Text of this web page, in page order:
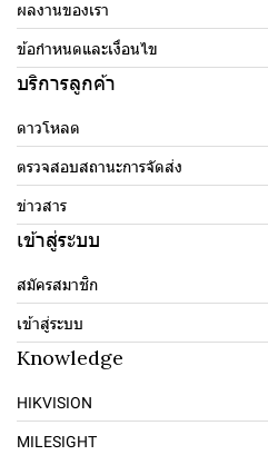
ผลงานของเรา
ข้อกำหนดและเงื่อนไข
บริการลูกค้า
ดาวโหลด
ตรวจสอบสถานะการจัดส่ง
ข่าวสาร
เข้าสู่ระบบ
สมัครสมาชิก
เข้าสู่ระบบ
Knowledge
HIKVISION
MILESIGHT